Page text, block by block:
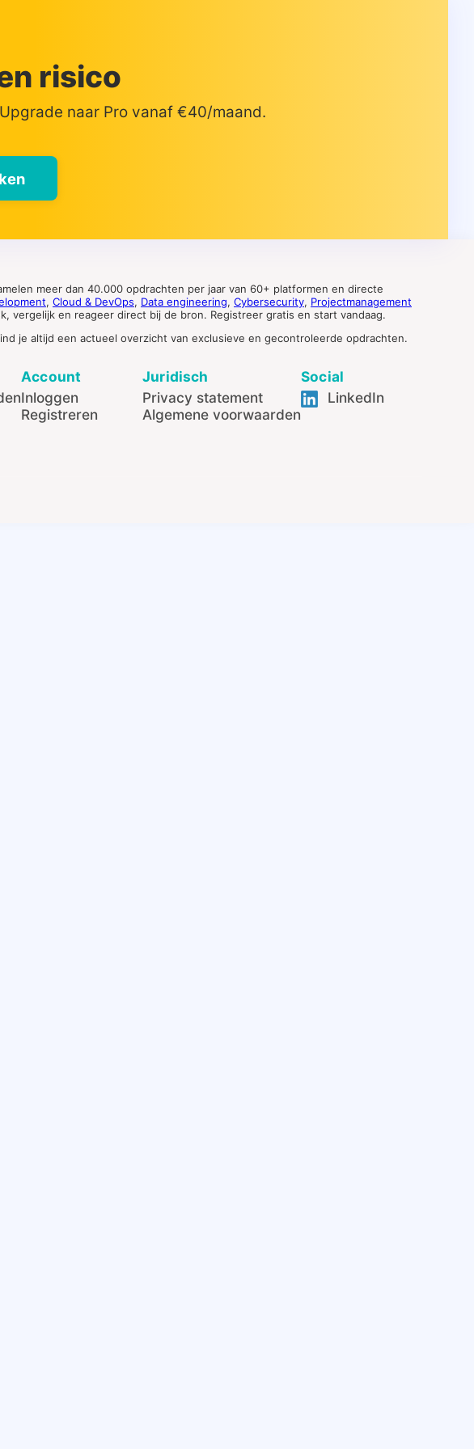
risico
naar Pro vanaf €40/maand.
meer dan 40.000 opdrachten per jaar van 60+ platformen en directe
, Cloud & DevOps, Data engineering, Cybersecurity, Projectmanagement
vergelijk en reageer direct bij de bron. Registreer gratis en start vandaag.
je altijd een actueel overzicht van exclusieve en gecontroleerde opdrachten.
Account
Inloggen
Registreren
Juridisch
Privacy statement
Algemene voorwaarden
Social
LinkedIn